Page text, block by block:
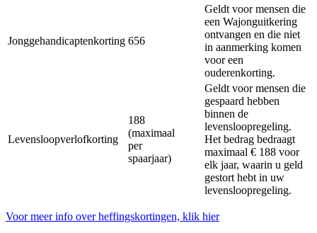
Jonggehandicaptenkorting 656
Geldt voor mensen die
een Wajonguitkering
ontvangen en die niet
in aanmerking komen
voor een
ouderenkorting.
Levensloopverlofkorting
188
(maximaal
per
spaarjaar)
Geldt voor mensen die
gespaard hebben
binnen de
levensloopregeling.
Het bedrag bedraagt
maximaal € 188 voor
elk jaar, waarin u geld
gestort hebt in uw
levensloopregeling.
Voor meer info over heffingskortingen, klik hier